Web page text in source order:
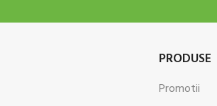
PRODUSE
Promotii